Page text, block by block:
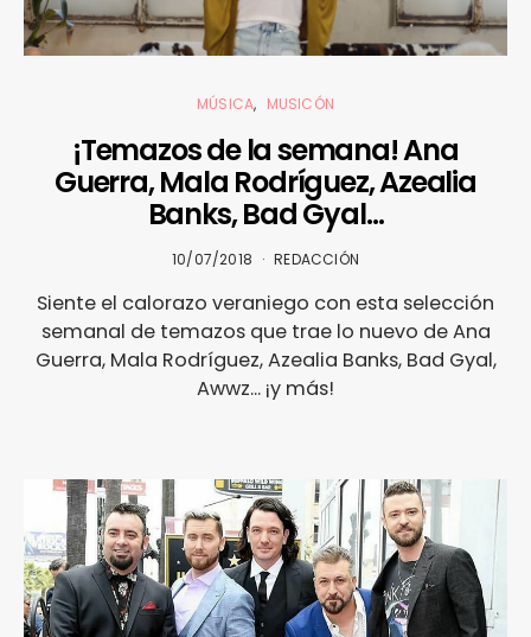
MÚSICA MUSICÓN
¡Temazos de la semana! Ana
Guerra, Mala Rodríguez, Azealia
Banks, Bad Gyal…
10/07/2018 REDACCIÓN
Siente el calorazo veraniego con esta selección
semanal de temazos que trae lo nuevo de Ana
Guerra, Mala Rodríguez, Azealia Banks, Bad Gyal,
Awwz... ¡y más!